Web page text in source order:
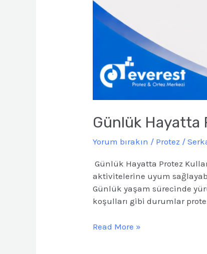
Günlük Hayatta
Yorum bırakın / Protez /
Günlük Hayatta Protez
aktivitelerine uyum
Günlük yaşam sürecinde
koşulları gibi durumlar
Read More »